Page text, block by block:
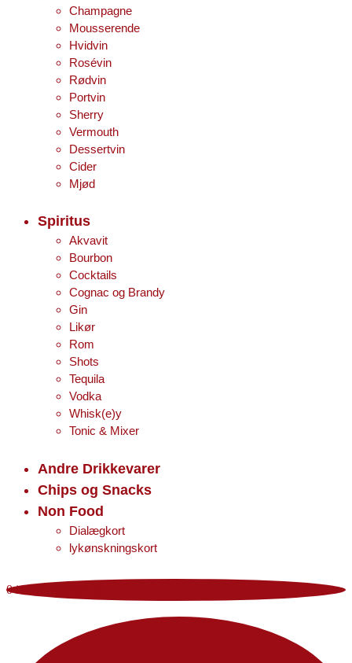
Champagne
Mousserende
Hvidvin
Rosévin
Rødvin
Portvin
Sherry
Vermouth
Dessertvin
Cider
Mjød
Spiritus
Akvavit
Bourbon
Cocktails
Cognac og Brandy
Gin
Likør
Rom
Shots
Tequila
Vodka
Whisk(e)y
Tonic & Mixer
Andre Drikkevarer
Chips og Snacks
Non Food
Dialægkort
lykønskningskort
0 items